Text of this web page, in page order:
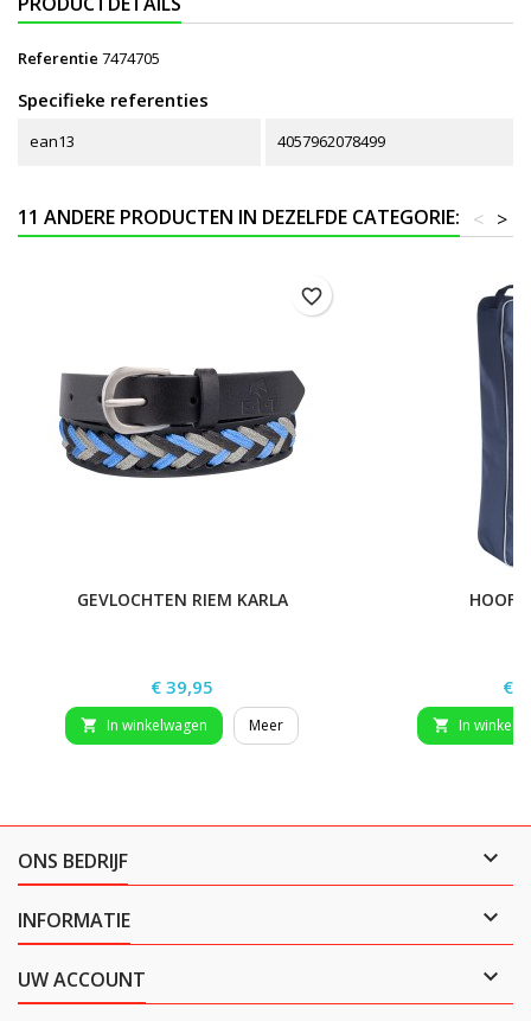
Referentie 7474705
Specifieke referenties
ean13 4057962078499
11 ANDERE PRODUCTEN IN DEZELFDE CATEGORIE: >
<
GEVLOCHTEN RIEM KARLA
Prijs
€ 39,95
 In winkelwagen Meer
favorite_border
€
 In
ONS BEDRIJF 
INFORMATIE 
UW ACCOUNT 